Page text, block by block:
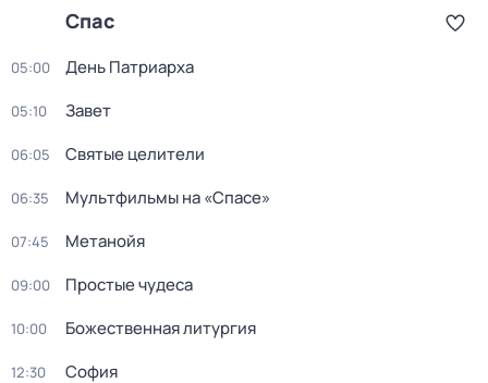
Спас
05:00 День Патриарха
05:10 Завет
06:05 Святые целители
06:35 Мультфильмы на «Спасе»
07:45 Метанойя
09:00 Простые чудеса
10:00 Божeственная литуpгия
12:30 София